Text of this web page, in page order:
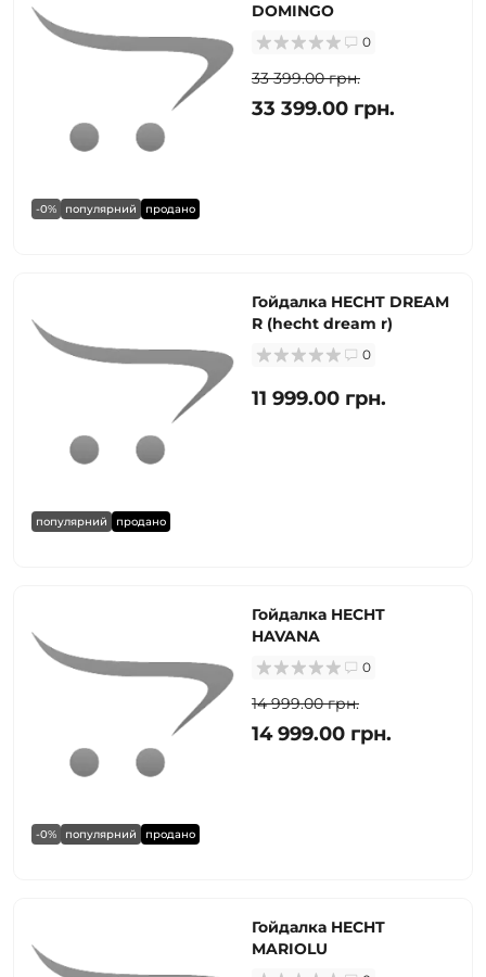
-0% популярний продано
DOMINGO
0
33 399.00 грн.
33 399.00 грн.
популярний продано
Гойдалка HECHT DREAM
R (hecht dream r)
0
11 999.00 грн.
-0% популярний продано
Гойдалка HECHT
HAVANA
0
14 999.00 грн.
14 999.00 грн.
Гойдалка HECHT
MARIOLU